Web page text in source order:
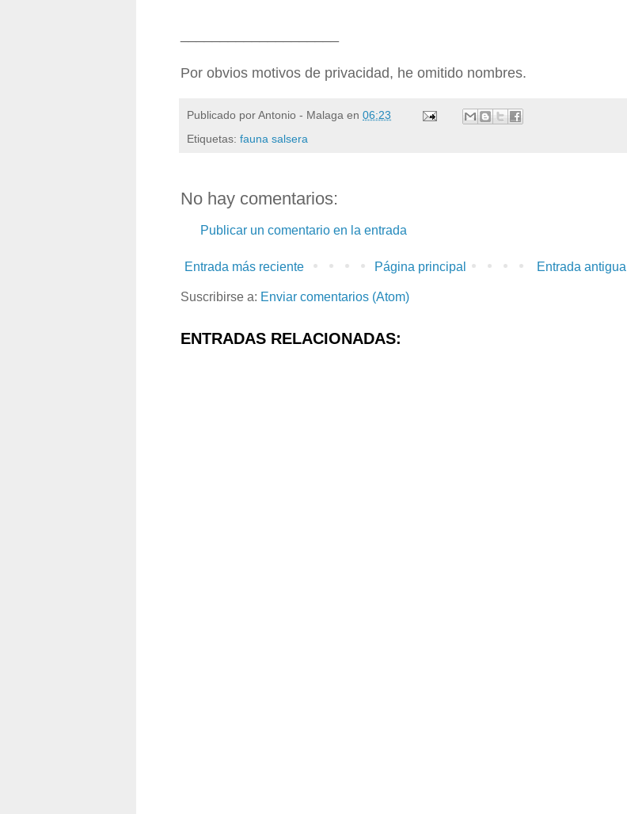
Por obvios motivos de privacidad, he omitido nombres.
Publicado porAntonio - Malaga en 06:23
Etiquetas: fauna salsera
No hay comentarios:
Publicar un comentario en la entrada
Entrada más reciente Entrada antigua
Página principal
Suscribirse a: Enviar comentarios (Atom)
ENTRADAS RELACIONADAS: